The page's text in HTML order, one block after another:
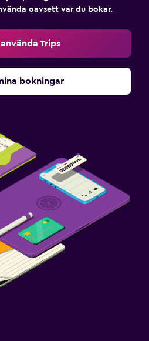
avgift)
oavsett var du bokar.
Trips
bokningar